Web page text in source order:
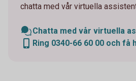
chatta med vår virtuella
Chatta med vår virtuella
Ring 0340-66 60 00 och få